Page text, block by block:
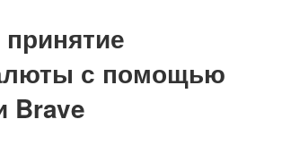
с помощью
Brave